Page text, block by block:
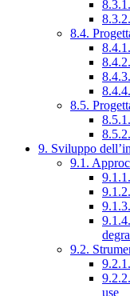
8.4.
8.5.
9. Sviluppo
9.1.
9.2.
use